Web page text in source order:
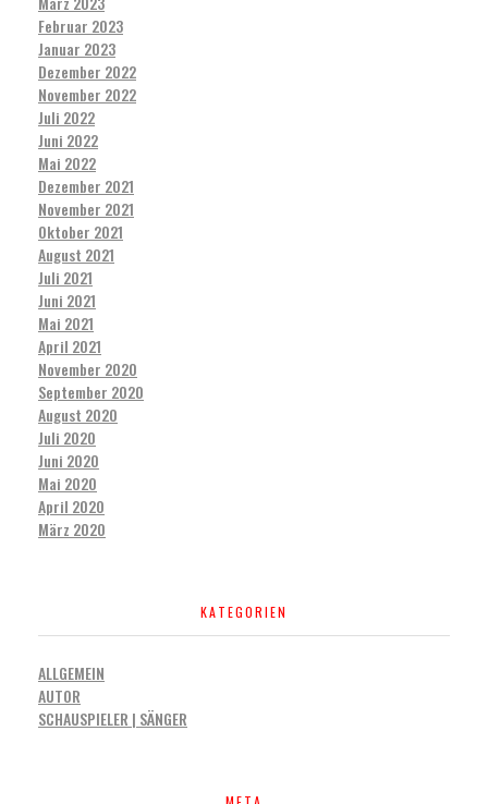
Februar 2023
Januar 2023
Dezember 2022
November 2022
Juli 2022
Juni 2022
Mai 2022
Dezember 2021
November 2021
Oktober 2021
August 2021
Juli 2021
Juni 2021
Mai 2021
April 2021
November 2020
September 2020
August 2020
Juli 2020
Juni 2020
Mai 2020
April 2020
März 2020
KATEGORIEN
ALLGEMEIN
AUTOR
SCHAUSPIELER | SÄNGER